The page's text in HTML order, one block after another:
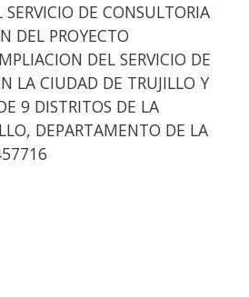
DE CONSULTORIA
DEL PROYECTO
DEL SERVICIO DE
LA CIUDAD DE TRUJILLO Y
9 DISTRITOS DE LA
DEPARTAMENTO DE LA